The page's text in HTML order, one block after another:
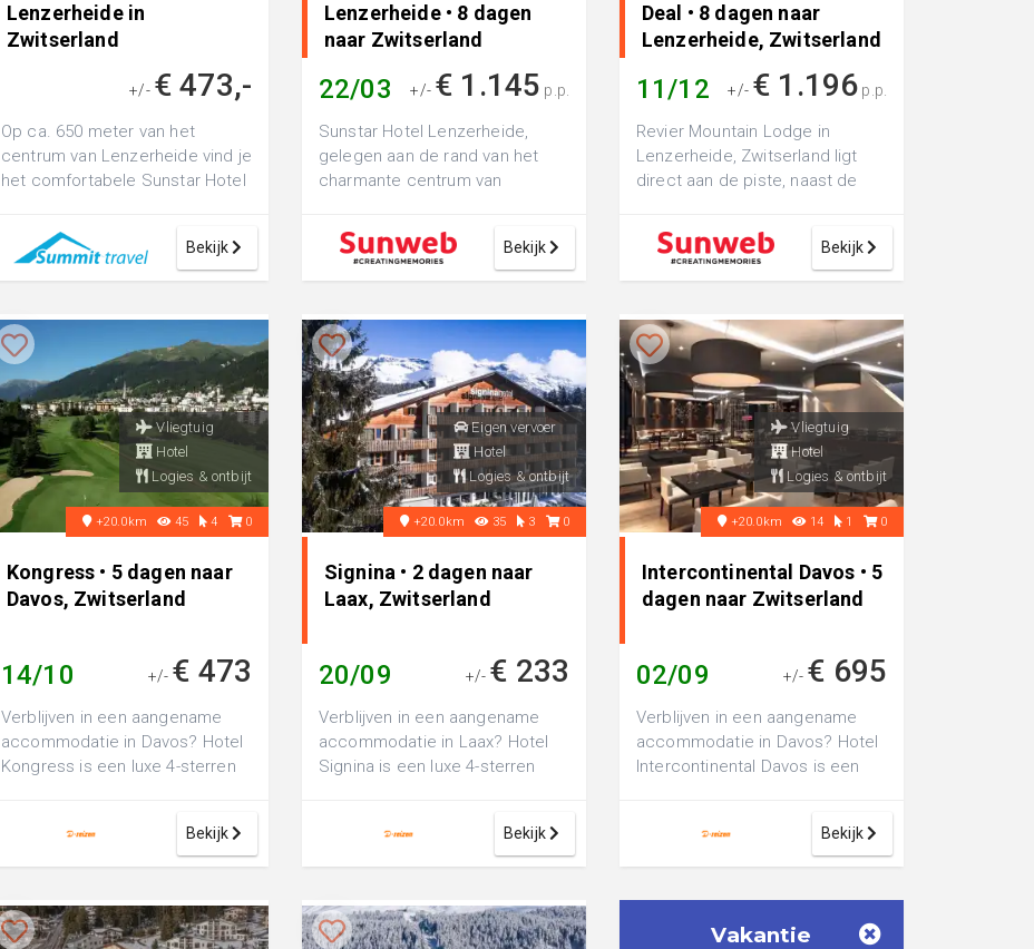
Lenzerheide in
Zwitserland
+/- € 473,-
Op ca. 650 meter van het
centrum van Lenzerheide vind je
het comfortabele Sunstar Hotel
Bekijk
Lenzerheide • 8 dagen
naar Zwitserland
22/03 +/- € 1.145 p.p.
Sunstar Hotel Lenzerheide,
gelegen aan de rand van het
charmante centrum van
uitvalsbasis voor ...
Bekijk
Deal • 8 dagen naar
Lenzerheide, Zwitserland
11/12 +/- € 1.196 p.p.
Revier Mountain Lodge in
Lenzerheide, Zwitserland ligt
direct aan de piste, naast de
afdal...
Bekijk
Vliegtuig
Hotel
Logies & ontbijt
+20.0km 45 4 0
Kongress • 5 dagen naar
Davos, Zwitserland
14/10 +/- € 473
Verblijven in een aangename
accommodatie in Davos? Hotel
Kongress is een luxe 4-sterren
Bekijk
Eigen vervoer
Hotel
Logies & ontbijt
+20.0km 35 3 0
Signina • 2 dagen naar
Laax, Zwitserland
20/09 +/- € 233
Verblijven in een aangename
accommodatie in Laax? Hotel
Signina is een luxe 4-sterren
Bekijk
Vliegtuig
Hotel
Logies & ontbijt
+20.0km 14 1 0
Intercontinental Davos • 5
dagen naar Zwitserland
02/09 +/- € 695
Verblijven in een aangename
accommodatie in Davos? Hotel
Intercontinental Davos is een
Bekijk
Vakantie